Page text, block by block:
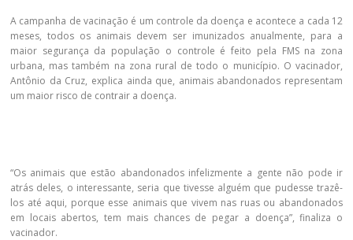
A campanha de vacinação é um controle da doença e acontece a cada 12
meses, todos os animais devem ser imunizados anualmente, para a
maior segurança da população o controle é feito pela FMS na zona
urbana, mas também na zona rural de todo o município. O vacinador,
Antônio da Cruz, explica ainda que, animais abandonados representam
um maior risco de contrair a doença.
“Os animais que estão abandonados infelizmente a gente não pode ir
atrás deles, o interessante, seria que tivesse alguém que pudesse trazê-
los até aqui, porque esse animais que vivem nas ruas ou abandonados
em locais abertos, tem mais chances de pegar a doença”, finaliza o
vacinador.